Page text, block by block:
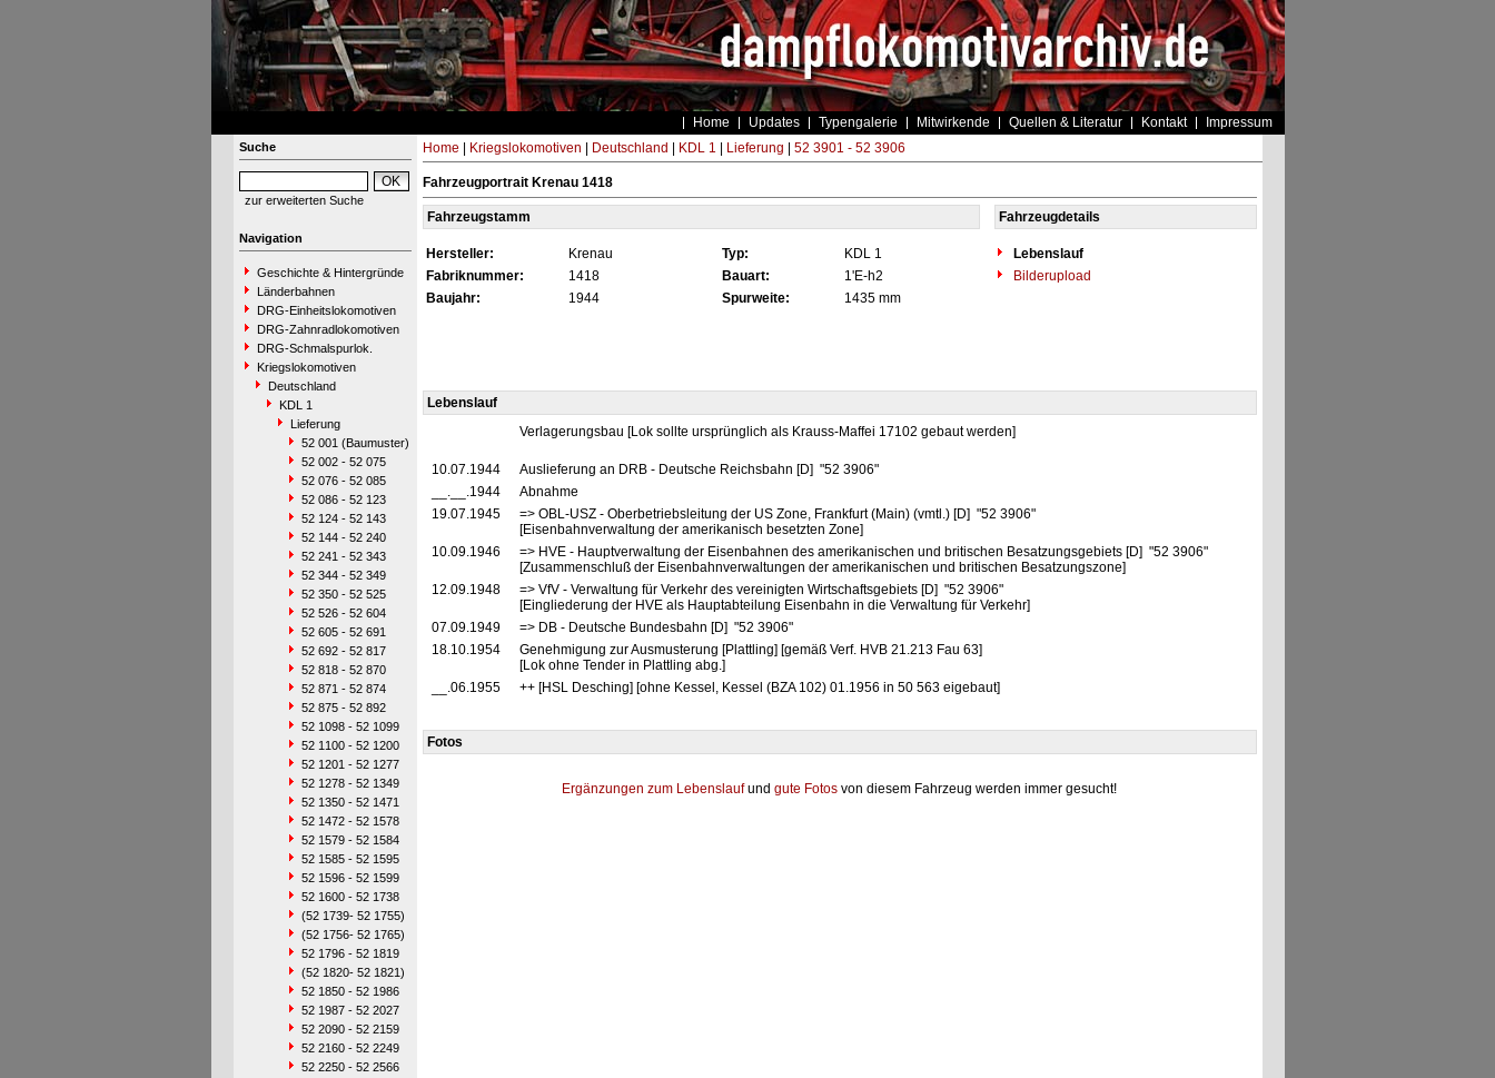
Home Updates Typengalerie Mitwirkende Quellen & Literatur Kontakt Impressum
Suche
zur erweiterten Suche
Navigation
Geschichte & Hintergründe
Länderbahnen
DRG-Einheitslokomotiven
DRG-Zahnradlokomotiven
DRG-Schmalspurlok.
Kriegslokomotiven
Deutschland
KDL 1
Lieferung
52 001 (Baumuster)
52 002 - 52 075
52 076 - 52 085
52 086 - 52 123
52 124 - 52 143
52 144 - 52 240
52 241 - 52 343
52 344 - 52 349
52 350 - 52 525
52 526 - 52 604
52 605 - 52 691
52 692 - 52 817
52 818 - 52 870
52 871 - 52 874
52 875 - 52 892
52 1098 - 52 1099
52 1100 - 52 1200
52 1201 - 52 1277
52 1278 - 52 1349
52 1350 - 52 1471
52 1472 - 52 1578
52 1579 - 52 1584
52 1585 - 52 1595
52 1596 - 52 1599
52 1600 - 52 1738
(52 1739- 52 1755)
(52 1756- 52 1765)
52 1796 - 52 1819
(52 1820- 52 1821)
52 1850 - 52 1986
52 1987 - 52 2027
52 2090 - 52 2159
52 2160 - 52 2249
52 2250 - 52 2566
Home Kriegslokomotiven Deutschland KDL 1 Lieferung 52 3901 - 52 3906
Fahrzeugportrait Krenau 1418
Fahrzeugstamm Fahrzeugdetails
Hersteller: Krenau Typ: KDL 1
Lebenslauf
Fabriknummer:
1418 Bauart: 1'E-h2
Bilderupload
Baujahr:
1944 Spurweite: 1435 mm
Lebenslauf
Verlagerungsbau [Lok sollte ursprünglich als Krauss-Maffei 17102 gebaut werden]
10.07.1944
Auslieferung an DRB - Deutsche Reichsbahn [D] "52 3906"
__.__.1944
Abnahme
19.07.1945
=> OBL-USZ - Oberbetriebsleitung der US Zone, Frankfurt (Main) (vmtl.) [D] "52 3906"
[Eisenbahnverwaltung der amerikanisch besetzten Zone]
10.09.1946
=> HVE - Hauptverwaltung der Eisenbahnen des amerikanischen und britischen Besatzungsgebiets [D] "52 3906"
[Zusammenschluß der Eisenbahnverwaltungen der amerikanischen und britischen Besatzungszone]
12.09.1948
=> VfV - Verwaltung für Verkehr des vereinigten Wirtschaftsgebiets [D] "52 3906"
[Eingliederung der HVE als Hauptabteilung Eisenbahn in die Verwaltung für Verkehr]
07.09.1949
=> DB - Deutsche Bundesbahn [D] "52 3906"
18.10.1954
Genehmigung zur Ausmusterung [Plattling] [gemäß Verf. HVB 21.213 Fau 63]
[Lok ohne Tender in Plattling abg.]
__.06.1955
++ [HSL Desching] [ohne Kessel, Kessel (BZA 102) 01.1956 in 50 563 eigebaut]
Fotos
Ergänzungen zum Lebenslaufund gute Fotos von diesem Fahrzeug werden immer gesucht!